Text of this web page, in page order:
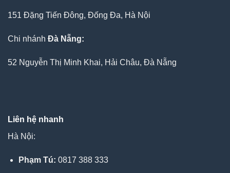
151 Đặng Tiến Đông, Đống Đa, Hà Nội
Chi nhánh Đà Nẵng:
52 Nguyễn Thị Minh Khai, Hải Châu, Đà Nẵng
Liên hệ nhanh
Hà Nội:
Phạm Tú: 0817 388 333